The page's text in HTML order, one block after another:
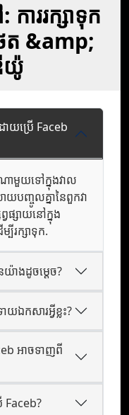
ររក្សាទុក
ត &amp;
យ៉ូ
ោយប្រើ Faceb
ាមួយទៅក្នុងវាល
បញ្ចូលគ្នានៃពួកវា
ផ្សាយនៅក្នុង
បីរក្សាទុក.
ាងដូចម្តេច?
ឯកសារអ្វីខ្លះ?
អាចទាញពី
Faceb?